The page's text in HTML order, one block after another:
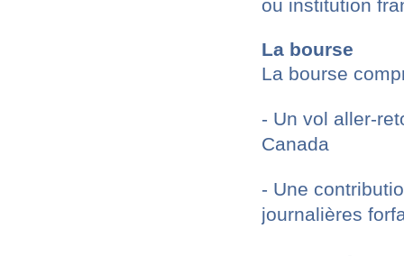
ou institution
La bourse
La bourse
- Un vol aller-
Canada
- Une
journalières